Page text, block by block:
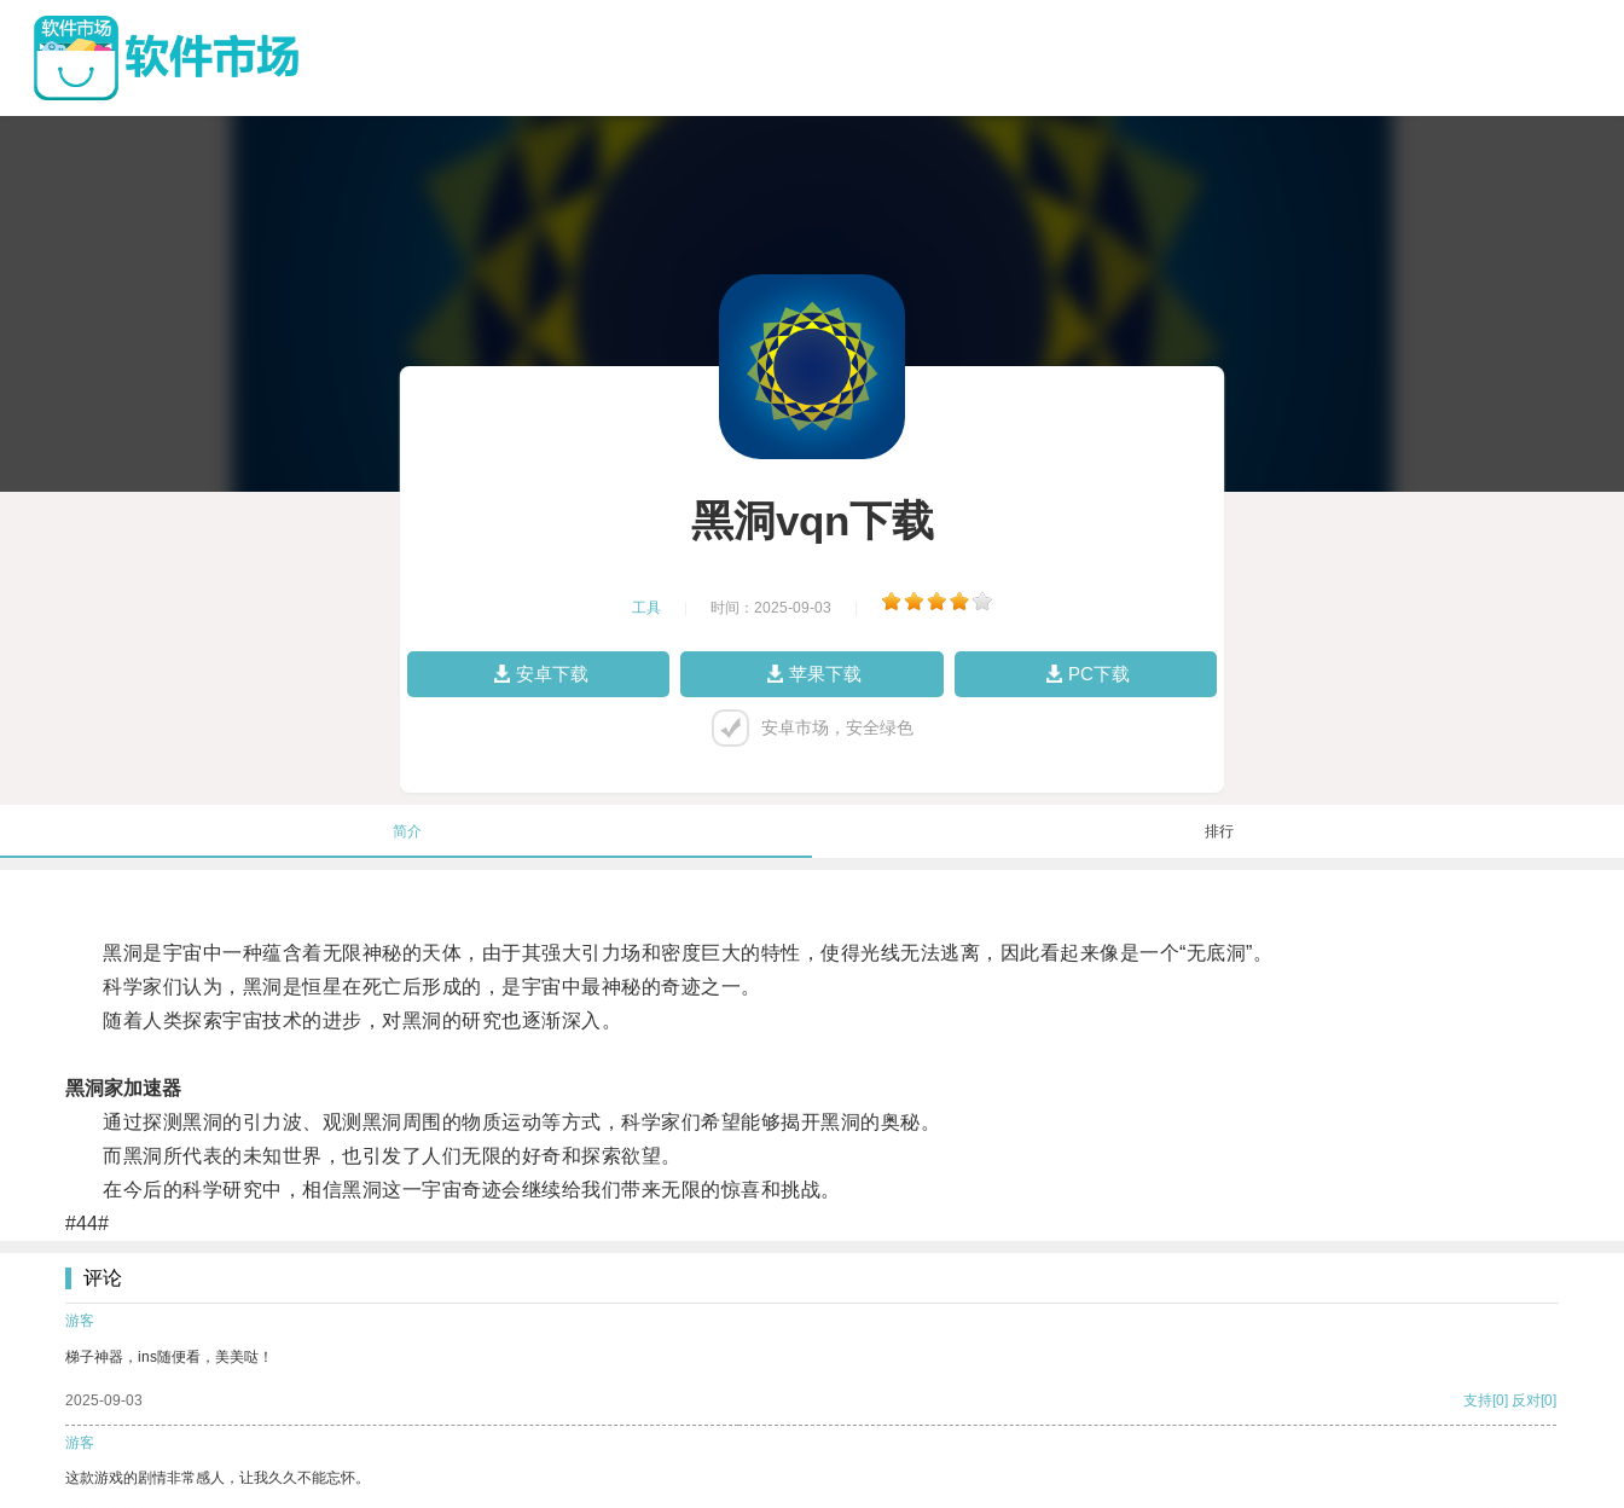
黑洞vqn下载
工具 时间：2025-09-03
安卓下载 苹果下载 PC下载
安卓市场，安全绿色
简介 排行
黑洞是宇宙中一种蕴含着无限神秘的天体，由于其强大引力场和密度巨大的特性，使得光线无法逃离，因此看起来像是一个“无底洞”。
科学家们认为，黑洞是恒星在死亡后形成的，是宇宙中最神秘的奇迹之一。
随着人类探索宇宙技术的进步，对黑洞的研究也逐渐深入。
黑洞家加速器
通过探测黑洞的引力波、观测黑洞周围的物质运动等方式，科学家们希望能够揭开黑洞的奥秘。
而黑洞所代表的未知世界，也引发了人们无限的好奇和探索欲望。
在今后的科学研究中，相信黑洞这一宇宙奇迹会继续给我们带来无限的惊喜和挑战。
#44#
评论
游客
梯子神器，ins随便看，美美哒！
2025-09-03 支持[0] 反对[0]
游客
这款游戏的剧情非常感人，让我久久不能忘怀。